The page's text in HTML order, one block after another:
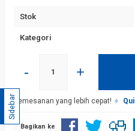
Stok
Kategori
- +
Pemesanan yang lebih cepat!
Bagikan ke
Sidebar